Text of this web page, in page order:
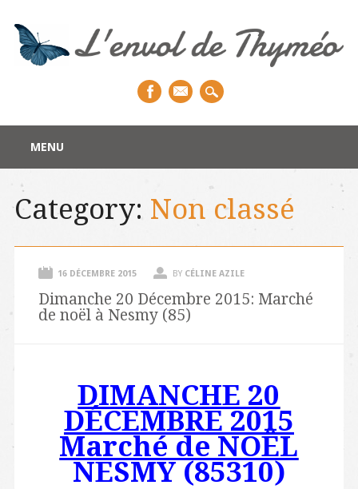
Main menu
MENU
Category: Non classé
16 DÉCEMBRE 2015 BY CÉLINE AZILE
Dimanche 20 Décembre 2015: Marché
de noël à Nesmy (85)
DIMANCHE 20
DÉCEMBRE 2015
Marché de NOËL
NESMY (85310)